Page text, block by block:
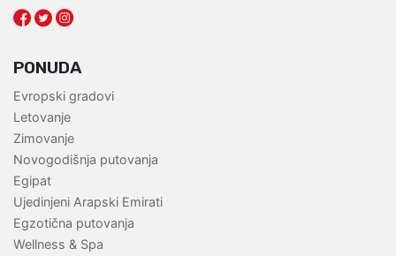
PONUDA
Evropski gradovi
Letovanje
Zimovanje
Novogodišnja putovanja
Egipat
Ujedinjeni Arapski Emirati
Egzotična putovanja
Wellness & Spa